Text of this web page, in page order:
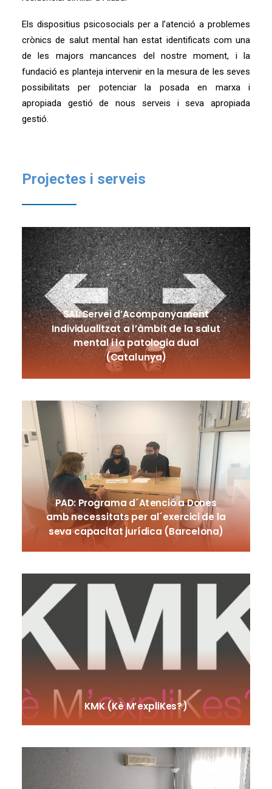
Els dispositius psicosocials per a l’atenció a problemes
crònics de salut mental han estat identificats com una
de les majors mancances del nostre moment, i la
fundació es planteja intervenir en la mesura de les seves
possibilitats per potenciar la posada en marxa i
apropiada gestió de nous serveis i seva apropiada
gestió.
Projectes i serveis
SAI: Servei d’Acompanyament
Individualitzat a l’àmbit de la salut
mental i la patologia dual
(Catalunya)
PAD: Programa d´Atenció a Dones
amb necessitats per al´exercici de la
seva capacitat jurídica (Barcelona)
KMK (Kè M’expliKes?)